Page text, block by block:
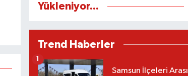
Yükleniyor...
Trend Haberler
Samsun İlçeleri Arası
1